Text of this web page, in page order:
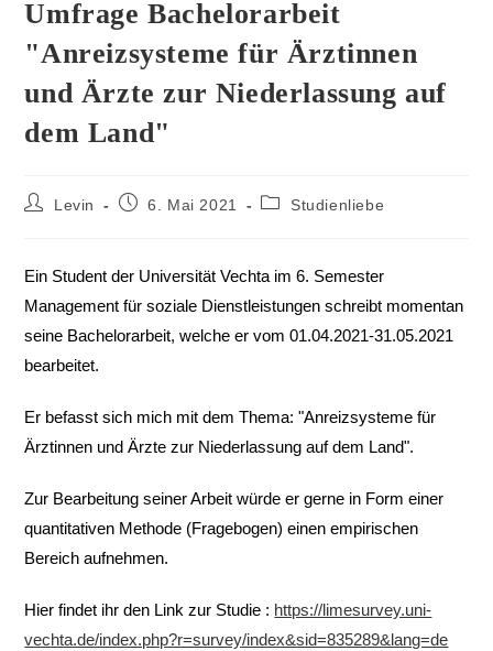
Umfrage Bachelorarbeit
"Anreizsysteme für Ärztinnen
und Ärzte zur Niederlassung auf
dem Land"
Levin 6. Mai 2021 Studienliebe
Ein Student der Universität Vechta im 6. Semester
Management für soziale Dienstleistungen schreibt momentan
seine Bachelorarbeit, welche er vom 01.04.2021-31.05.2021
bearbeitet.
Er befasst sich mich mit dem Thema: "Anreizsysteme für
Ärztinnen und Ärzte zur Niederlassung auf dem Land".
Zur Bearbeitung seiner Arbeit würde er gerne in Form einer
quantitativen Methode (Fragebogen) einen empirischen
Bereich aufnehmen.
Hier findet ihr den Link zur Studie : https://limesurvey.uni-
vechta.de/index.php?r=survey/index&sid=835289&lang=de